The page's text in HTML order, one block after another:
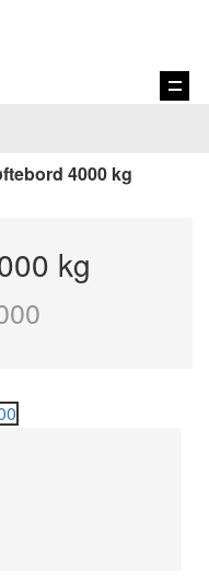
Vis
4000 kg
kg